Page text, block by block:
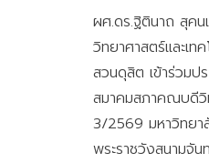
ผศ.ดร.ฐิตินาถ สุค
วิทยาศาสตร์และเท
สวนดุสิต เข้าร่วมป
สมาคมสภาคณบดี
3/2569 มหาวิทยา
พระราชวังสนามจั